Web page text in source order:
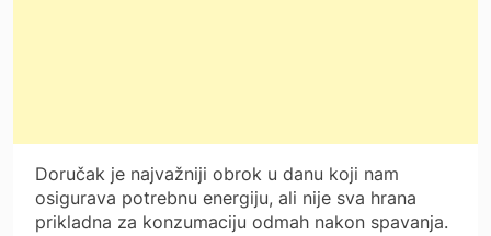
Doručak je najvažniji obrok u danu koji nam
osigurava potrebnu energiju, ali nije sva hrana
prikladna za konzumaciju odmah nakon spavanja.